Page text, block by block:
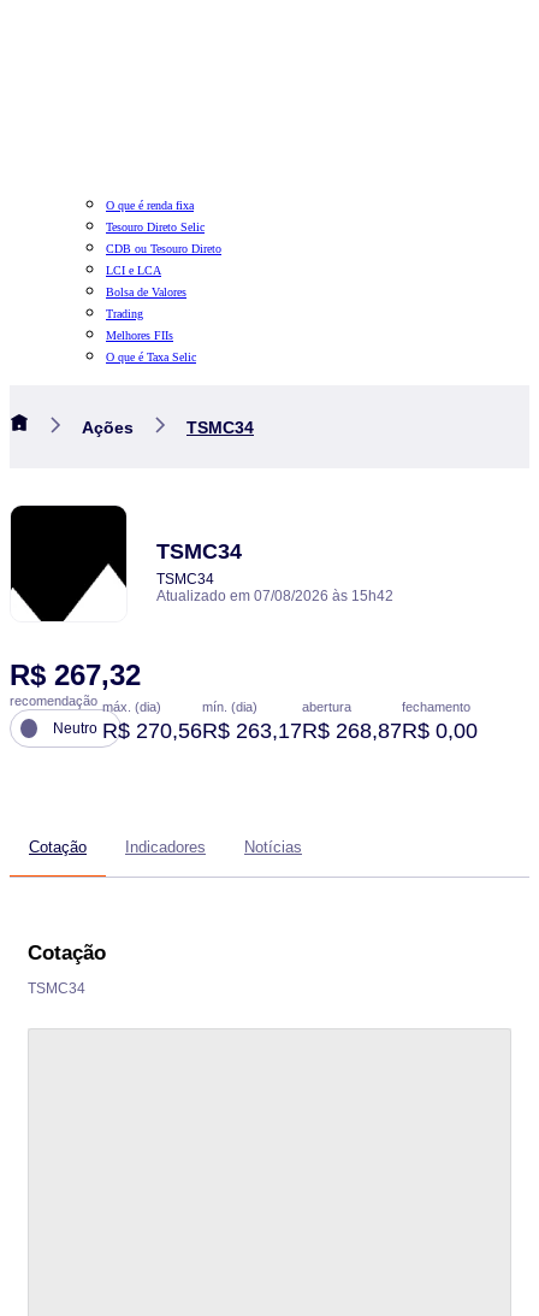
O que é renda fixa
Tesouro Direto Selic
CDB ou Tesouro Direto
LCI e LCA
Bolsa de Valores
Trading
Melhores FIIs
O que é Taxa Selic
Ações TSMC34
TSMC34
TSMC34
Atualizado em 07/08/2026 às 15h42
R$ 267,32
recomendação
Neutro
máx. (dia)
R$ 270,56
mín. (dia)
R$ 263,17
abertura
R$ 268,87
fechamento
R$ 0,00
Cotação Indicadores Notícias
Cotação
TSMC34